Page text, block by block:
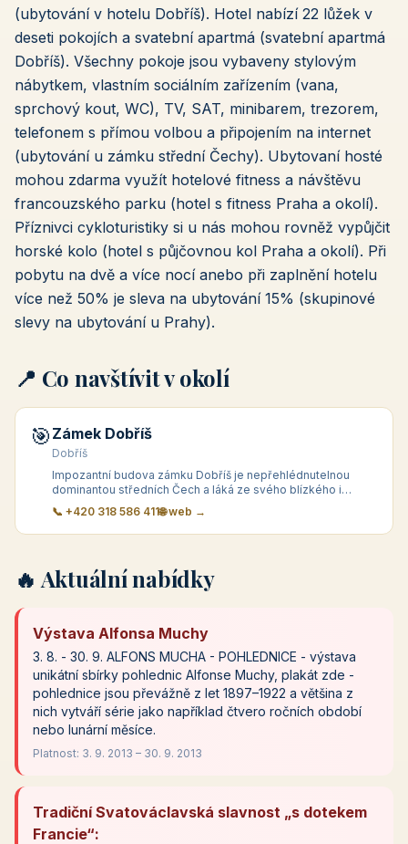
(ubytování v hotelu Dobříš). Hotel nabízí 22 lůžek v
deseti pokojích a svatební apartmá (svatební apartmá
Dobříš). Všechny pokoje jsou vybaveny stylovým
nábytkem, vlastním sociálním zařízením (vana,
sprchový kout, WC), TV, SAT, minibarem, trezorem,
telefonem s přímou volbou a připojením na internet
(ubytování u zámku střední Čechy). Ubytovaní hosté
mohou zdarma využít hotelové fitness a návštěvu
francouzského parku (hotel s fitness Praha a okolí).
Příznivci cykloturistiky si u nás mohou rovněž vypůjčit
horské kolo (hotel s půjčovnou kol Praha a okolí). Při
pobytu na dvě a více nocí anebo při zaplnění hotelu
více než 50% je sleva na ubytování 15% (skupinové
slevy na ubytování u Prahy).
📍 Co navštívit v okolí
🎯 Zámek Dobříš
Dobříš
Impozantní budova zámku Dobříš je nepřehlédnutelnou
dominantou středních Čech a láká ze svého blízkého i
vzdálen&eacute
📞 +420 318 586 411🌐 web →
🔥 Aktuální nabídky
Výstava Alfonsa Muchy
3. 8. - 30. 9. ALFONS MUCHA - POHLEDNICE - výstava
unikátní sbírky pohlednic Alfonse Muchy, plakát zde -
pohlednice jsou převážně z let 1897–1922 a většina z
nich vytváří série jako například čtvero ročních období
nebo lunární měsíce.
Platnost: 3. 9. 2013 – 30. 9. 2013
Tradiční Svatováclavská slavnost „s dotekem
Francie“: